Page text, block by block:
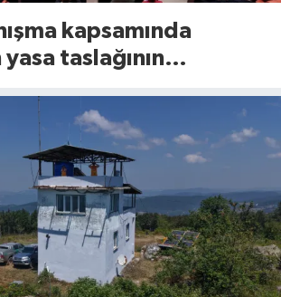
kapsamında
yasa taslağının